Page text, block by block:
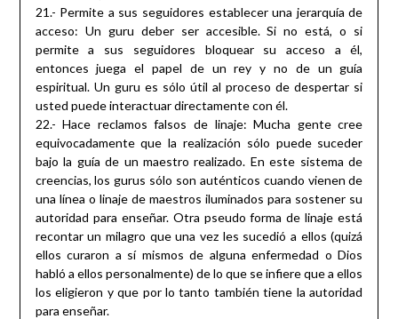
21.- Permite a sus seguidores establecer una jerarquía de
acceso: Un guru deber ser accesible. Si no está, o si
permite a sus seguidores bloquear su acceso a él,
entonces juega el papel de un rey y no de un guía
espiritual. Un guru es sólo útil al proceso de despertar si
usted puede interactuar directamente con él.
22.- Hace reclamos falsos de linaje: Mucha gente cree
equivocadamente que la realización sólo puede suceder
bajo la guía de un maestro realizado. En este sistema de
creencias, los gurus sólo son auténticos cuando vienen de
una línea o linaje de maestros iluminados para sostener su
autoridad para enseñar. Otra pseudo forma de linaje está
recontar un milagro que una vez les sucedió a ellos (quizá
ellos curaron a sí mismos de alguna enfermedad o Dios
habló a ellos personalmente) de lo que se infiere que a ellos
los eligieron y que por lo tanto también tiene la autoridad
para enseñar.